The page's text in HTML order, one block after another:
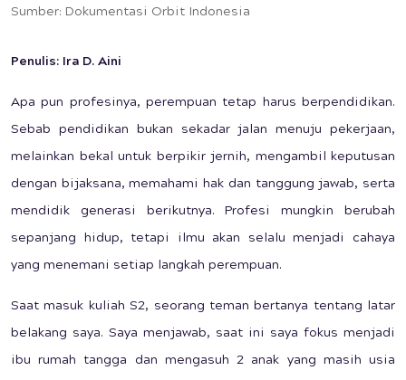
Sumber: Dokumentasi Orbit Indonesia
Penulis: Ira D. Aini
Apa pun profesinya, perempuan tetap harus berpendidikan.
Sebab pendidikan bukan sekadar jalan menuju pekerjaan,
melainkan bekal untuk berpikir jernih, mengambil keputusan
dengan bijaksana, memahami hak dan tanggung jawab, serta
mendidik generasi berikutnya. Profesi mungkin berubah
sepanjang hidup, tetapi ilmu akan selalu menjadi cahaya
yang menemani setiap langkah perempuan.
Saat masuk kuliah S2, seorang teman bertanya tentang latar
belakang saya. Saya menjawab, saat ini saya fokus menjadi
ibu rumah tangga dan mengasuh 2 anak yang masih usia